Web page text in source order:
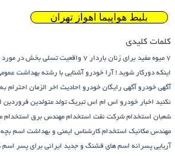
بلیط هواپیما اهواز تهران
کلمات کلیدی
7 میوه مفید برای زنان باردار 7 واقعیت تسلی بخش در مورد بیماری سرطان
اینکه دورکار شوید ! آرا خودرو آشنایی با رشته بهداشت
آگهی خودرو آگهی رایگان خودرو احادیث اخر الزمان احترام
نکنید اخبار خودرو اس ام اس تبریک تولد متولدین فروردین
شعبان استخدام شرکت نفت استخدام مهندس برق استخدام
مهندس مکانیک استخدام کارشناس ایمنی و بهداشت اسم بچه
آریایی پسرانه اسم های قشنگ و جدید ایرانی برای پسر اسم